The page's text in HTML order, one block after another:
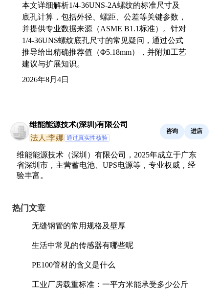
本文详细解析1/4-36UNS-2A螺纹的标准尺寸及
底孔计算，包括外径、螺距、公差等关键参数，
并提供专业数据来源（ASME B1.1标准）。针对
1/4-36UNS螺纹底孔尺寸的常见疑问，通过公式
推导给出精确推荐值（Φ5.18mm），并附加工艺
建议与扩展知识。
2026年8月4日
维能能源技术(深圳)有限公司
法人:李娜 通过真实性核验
咨询 进店
维能能源技术（深圳）有限公司，2025年成立于广东
省深圳市，主营蓄电池、UPS电源等，专业权威，经
验丰富。
热门文章
无缝钢管的常用规格及壁厚
生活中常见的传感器有哪些呢
PE100管材的含义是什么
工业厂房载重标准：一平方米能承受多少公斤